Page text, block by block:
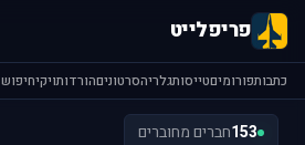
פריפלייט
כתבותפורומיםטייסותגלריהסרטוניםהורדותויקיחיפוש
153חברים מחוברים